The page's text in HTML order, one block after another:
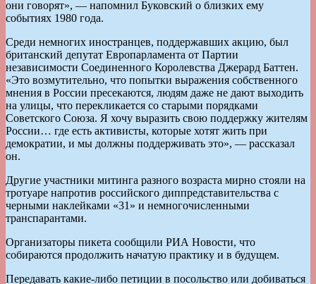
они говорят», — напомнил Буковский о близких ему
событиях 1980 года.
Среди немногих иностранцев, поддержавших акцию, был
британский депутат Европарламента от Партии
независимости Соединенного Королевства Джерард Баттен.
«Это возмутительно, что попытки выражения собственного
мнения в России пресекаются, людям даже не дают выходить
на улицы, что перекликается со старыми порядками
Советского Союза. Я хочу выразить свою поддержку жителям
России… где есть активисты, которые хотят жить при
демократии, и мы должны поддерживать это», — рассказал
он.
Другие участники митинга разного возраста мирно стояли на
тротуаре напротив российского диппредставительства с
черными наклейками «31» и немногочисленными
транспарантами.
Организаторы пикета сообщили РИА Новости, что
собираются продолжить начатую практику и в будущем.
Передавать какие-либо петиции в посольство или добиваться